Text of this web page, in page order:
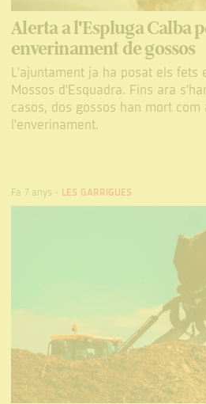
Alerta a l'Espluga Calba
enverinament de gossos
L'ajuntament ja ha posat els fets
Mossos d'Esquadra. Fins ara
casos, dos gossos han mort com
l'enverinament.
Fa 7 anys - LES GARRIGUES